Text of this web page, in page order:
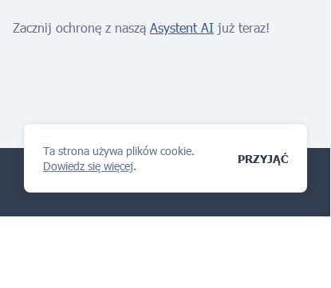
Ta strona używa plików cookie.
Dowiedz się więcej.
PRZYJĄĆ
Zacznij ochronę z naszą Asystent AI już teraz!
Platforma zarządzania IP